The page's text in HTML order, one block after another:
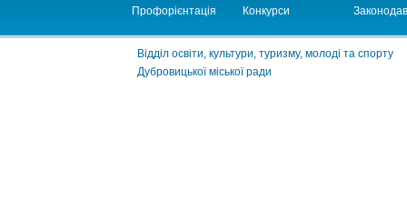
Профорієнтація
Конкурси
Відділ освіти, культури, туризму, молоді та спорту
Дубровицької міської ради